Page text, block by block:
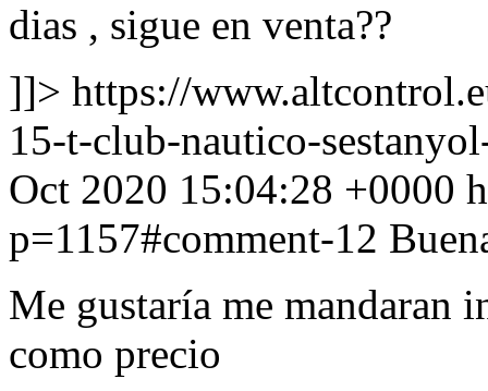
dias , sigue en venta??
]]> https://
15-t-club-nautico-
Oct 2020 15:04:28 +0000
p=1157#comment-12
Me gustaría me mandaran
como precio